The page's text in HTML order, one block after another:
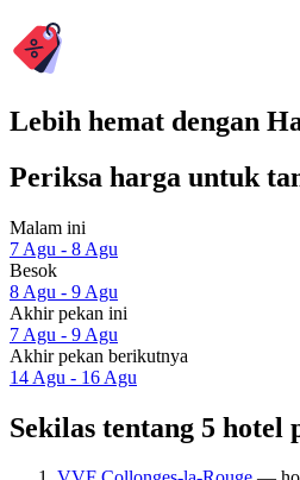
Lebih hemat dengan
Periksa harga untuk
Malam ini
7 Agu - 8 Agu
Besok
8 Agu - 9 Agu
Akhir pekan ini
7 Agu - 9 Agu
Akhir pekan berikutnya
14 Agu - 16 Agu
Sekilas tentang 5 hotel